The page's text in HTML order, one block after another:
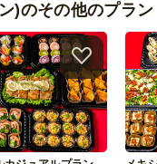
)のその他のプラン